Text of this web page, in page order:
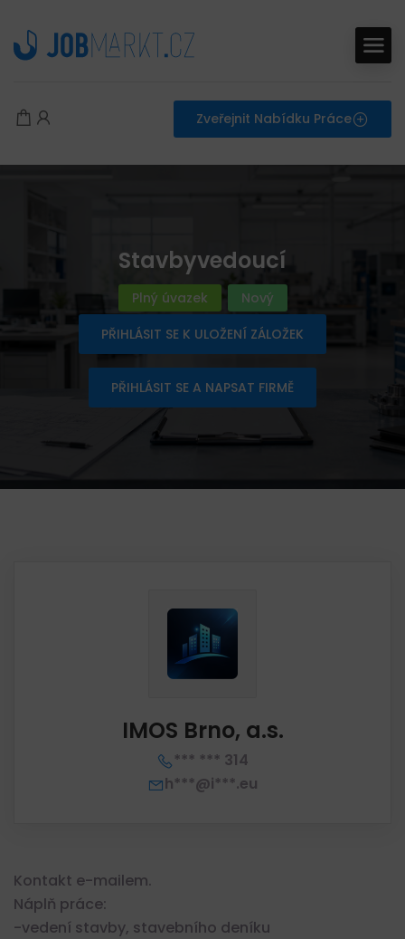
Zveřejnit Nabídku Práce
Stavbyvedoucí
Plný úvazek
Nový
PŘIHLÁSIT SE K ULOŽENÍ ZÁLOŽEK
PŘIHLÁSIT SE A NAPSAT FIRMĚ
IMOS Brno, a.s.
*** *** 314
h***@i***.eu
Kontakt e-mailem.
Náplň práce:
-vedení stavby, stavebního deníku